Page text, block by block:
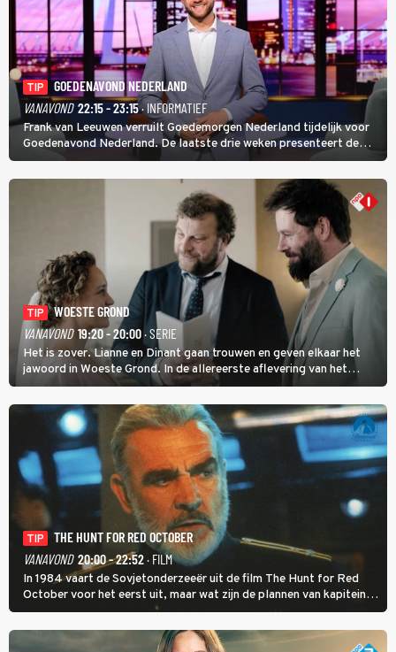
TIP
GOEDENAVOND NEDERLAND
VANAVOND 22:15 - 23:15· INFORMATIEF
Frank van Leeuwen verruilt Goedemorgen Nederland tijdelijk voor
Goedenavond Nederland. De laatste drie weken presenteert de
journalist en De Slimste Mens-winnaar deze avondtalkshow om en
om met Sam Hagens, die er al vanaf het begin bij is.
TIP
WOESTE GROND
VANAVOND 19:20 - 20:00· SERIE
Het is zover. Lianne en Dinant gaan trouwen en geven elkaar het
jawoord in Woeste Grond. In de allereerste aflevering van het
eerste seizoen kwam Lianne vanuit de Randstad naar Twente. Daar
is ze inmiddels helemaal op haar plek.
TIP
THE HUNT FOR RED OCTOBER
VANAVOND 20:00 - 22:52· FILM
In 1984 vaart de Sovjetonderzeeër uit de film The Hunt for Red
October voor het eerst uit, maar wat zijn de plannen van kapitein
Marko Ramius?